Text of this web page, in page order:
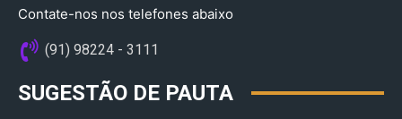
Contate-nos nos telefones abaixo
(91) 98224 - 3111
SUGESTÃO DE PAUTA